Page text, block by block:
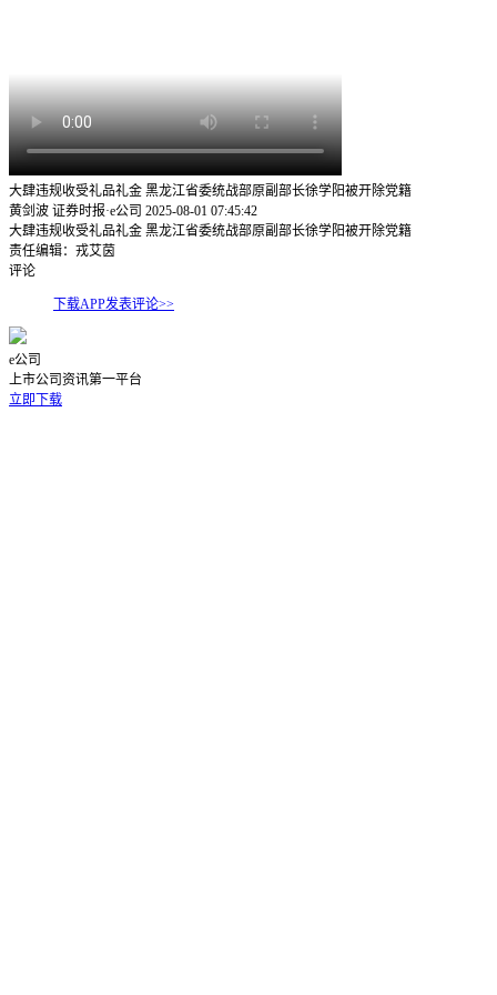
大肆违规收受礼品礼金 黑龙江省委统战部原副部长徐学阳被开除党籍
黄剑波 证券时报·e公司 2025-08-01 07:45:42
大肆违规收受礼品礼金 黑龙江省委统战部原副部长徐学阳被开除党籍
责任编辑：戎艾茵
评论
下载APP发表评论>>
e公司
上市公司资讯第一平台
立即下载